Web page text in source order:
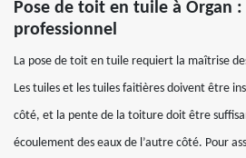
Pose de toit en tuile à Organ
professionnel
La pose de toit en tuile requiert la maîtrise
Les tuiles et les tuiles faitières doivent être
côté, et la pente de la toiture doit être
écoulement des eaux de l’autre côté. Pour